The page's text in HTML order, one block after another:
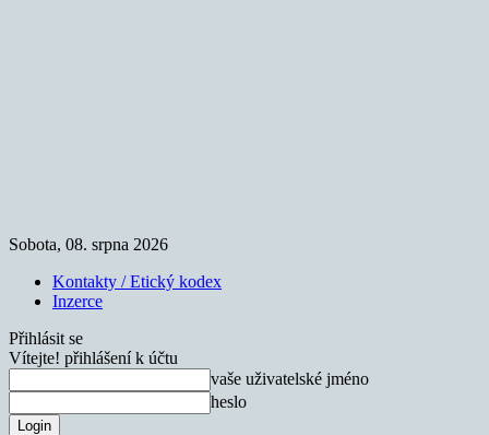
Sobota, 08. srpna 2026
Kontakty / Etický kodex
Inzerce
Přihlásit se
Vítejte! přihlášení k účtu
vaše uživatelské jméno
heslo